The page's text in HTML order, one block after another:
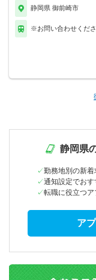
静岡県 御前崎市
※お問い合わせくだ
静岡県
勤務地別の新
通知設定でお
転職に役立つ
ア